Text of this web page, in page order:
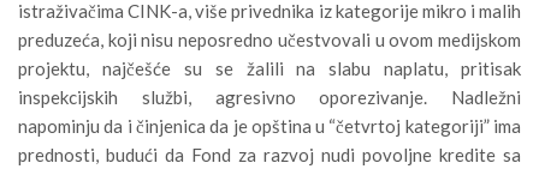
istraživačima CINK-a, više privednika iz kategorije mikro i malih
preduzeća, koji nisu neposredno učestvovali u ovom medijskom
projektu, najčešće su se žalili na slabu naplatu, pritisak
inspekcijskih službi, agresivno oporezivanje. Nadležni
napominju da i činjenica da je opština u “četvrtoj kategoriji” ima
prednosti, budući da Fond za razvoj nudi povoljne kredite sa